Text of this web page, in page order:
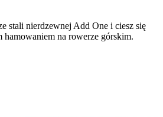
stali nierdzewnej Add One i ciesz się
na rowerze górskim.